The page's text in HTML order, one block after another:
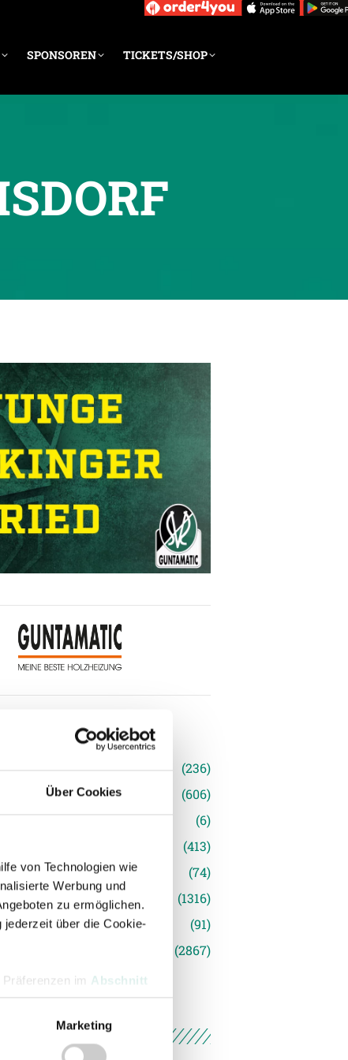
Über Cookies
von Technologien wie
Werbung und
zu ermöglichen.
über die Cookie-
im Abschnitt
anbieten zu können
unserer
Marketing
SPONSOREN TICKETS/SHOP
(236)
(606)
(6)
(413)
(74)
(1316)
(91)
(2867)